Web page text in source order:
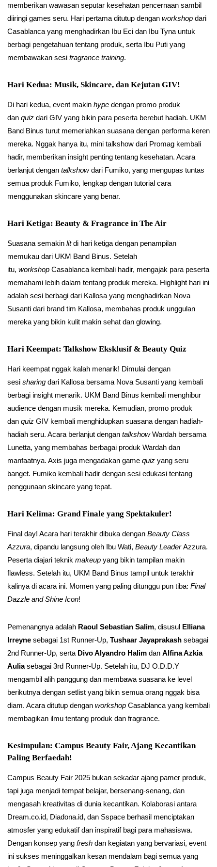
memberikan wawasan seputar kesehatan pencernaan sambil
diiringi games seru. Hari pertama ditutup dengan workshop dari
Casablanca yang menghadirkan Ibu Eci dan Ibu Tyna untuk
berbagi pengetahuan tentang produk, serta Ibu Puti yang
membawakan sesi fragrance training.
Hari Kedua: Musik, Skincare, dan Kejutan GIV!
Di hari kedua, event makin hype dengan promo produk
dan quiz dari GIV yang bikin para peserta berebut hadiah. UKM
Band Binus turut memeriahkan suasana dengan performa keren
mereka. Nggak hanya itu, mini talkshow dari Promag kembali
hadir, memberikan insight penting tentang kesehatan. Acara
berlanjut dengan talkshowdari Fumiko, yang mengupas tuntas
semua produk Fumiko, lengkap dengan tutorial cara
menggunakan skincare yang benar.
Hari Ketiga: Beauty & Fragrance in The Air
Suasana semakin litdi hari ketiga dengan penampilan
memukau dari UKM Band Binus. Setelah
itu, workshop Casablanca kembali hadir, mengajak para peserta
memahami lebih dalam tentang produk mereka. Highlight hari ini
adalah sesi berbagi dari Kallosa yang menghadirkan Nova
Susanti dari brand tim Kallosa, membahas produk unggulan
mereka yang bikin kulit makin sehat dan glowing.
Hari Keempat: Talkshow Eksklusif & Beauty Quiz
Hari keempat nggak kalah menarik! Dimulai dengan
sesi sharing dari Kallosa bersama Nova Susanti yang kembali
berbagi insight menarik. UKM Band Binus kembali menghibur
audience dengan musik mereka. Kemudian, promo produk
dan quiz GIV kembali menghidupkan suasana dengan hadiah-
hadiah seru. Acara berlanjut dengan talkshowWardah bersama
Lunetta, yang membahas berbagai produk Wardah dan
manfaatnya. Axis juga mengadakan game quiz yang seru
banget. Fumiko kembali hadir dengan sesi edukasi tentang
penggunaan skincare yang tepat.
Hari Kelima: Grand Finale yang Spektakuler!
Final day! Acara hari terakhir dibuka dengan Beauty Class
Azzura, dipandu langsung oleh Ibu Wati, Beauty LeaderAzzura.
Peserta diajari teknik makeup yang bikin tampilan makin
flawless. Setelah itu, UKM Band Binus tampil untuk terakhir
kalinya di acara ini. Momen yang paling ditunggu pun tiba: Final
Dazzle and Shine Icon!
Pemenangnya adalah Raoul Sebastian Salim, disusul Elliana
Irreyne sebagai 1st Runner-Up, Tushaar Jayaprakash sebagai
2nd Runner-Up, serta Divo Alyandro Halim dan Alfina Azkia
Auliasebagai 3rd Runner-Up. Setelah itu, DJ O.D.D.Y
mengambil alih panggung dan membawa suasana ke level
berikutnya dengan setlist yang bikin semua orang nggak bisa
diam. Acara ditutup dengan workshop Casablanca yang kembali
membagikan ilmu tentang produk dan fragrance.
Kesimpulan: Campus Beauty Fair, Ajang Kecantikan
Paling Berfaedah!
Campus Beauty Fair 2025 bukan sekadar ajang pamer produk,
tapi juga menjadi tempat belajar, bersenang-senang, dan
mengasah kreativitas di dunia kecantikan. Kolaborasi antara
Dream.co.id, Diadona.id, dan Sspace berhasil menciptakan
atmosfer yang edukatif dan inspiratif bagi para mahasiswa.
Dengan konsep yang fresh dan kegiatan yang bervariasi, event
ini sukses meninggalkan kesan mendalam bagi semua yang